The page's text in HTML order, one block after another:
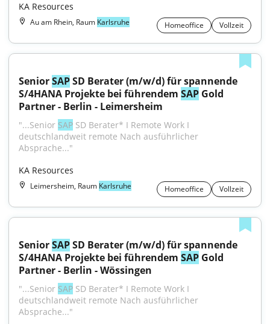
KA Resources
Au am Rhein, Raum Karlsruhe Homeoffice Vollzeit
Senior SAP SD Berater (m/w/d) für spannende
S/4HANA Projekte bei führendem SAP Gold
Partner - Berlin - Leimersheim
"...Senior SAP SD Berater* I Remote Work I
deutschlandweit remote Nach ausführlicher
Absprache..."
KA Resources
Leimersheim, Raum Karlsruhe Homeoffice Vollzeit
Senior SAP SD Berater (m/w/d) für spannende
S/4HANA Projekte bei führendem SAP Gold
Partner - Berlin - Wössingen
"...Senior SAP SD Berater* I Remote Work I
deutschlandweit remote Nach ausführlicher
Absprache..."